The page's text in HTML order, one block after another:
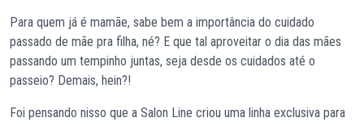
Para quem já é mamãe, sabe bem a importância do cuidado
passado de mãe pra filha, né? E que tal aproveitar o dia das mães
passando um tempinho juntas, seja desde os cuidados até o
passeio? Demais, hein?!
Foi pensando nisso que a Salon Line criou uma linha exclusiva para